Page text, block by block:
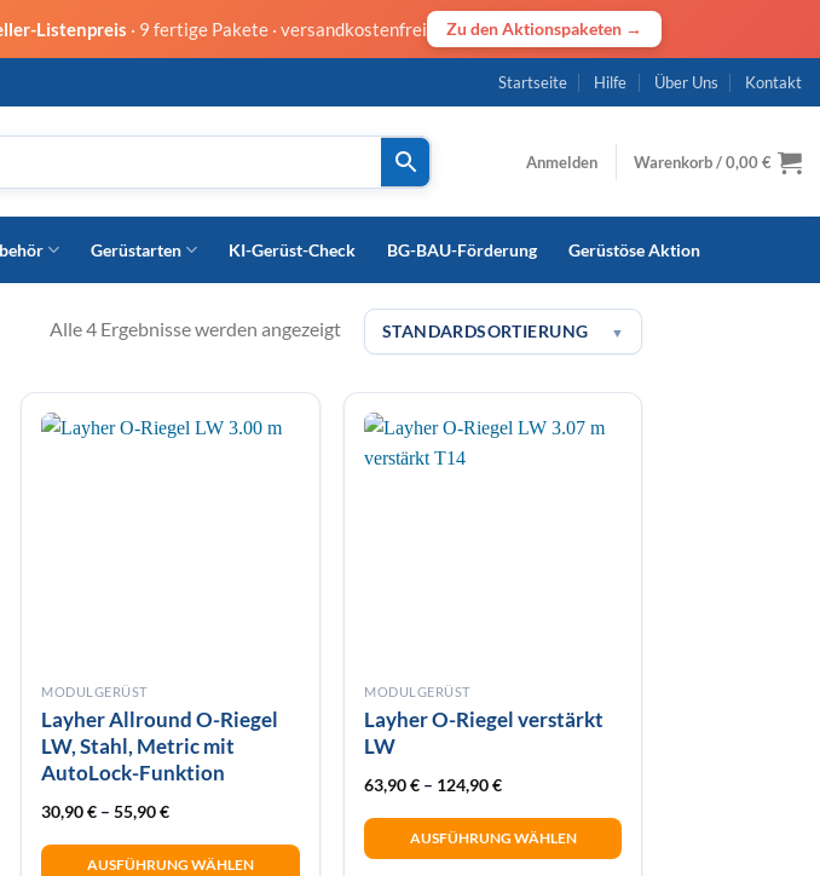
Listenpreis · 9 fertige Pakete · versandkostenfrei Zu den Aktionspaketen →
Startseite Hilfe Über Uns Kontakt
Anmelden Warenkorb /0,00€
Gerüstarten KI-Gerüst-Check BG-BAU-Förderung Gerüstöse Aktion
Alle 4 Ergebnisse werden angezeigt STANDARDSORTIERUNG ▼
MODULGERÜST
Layher Allround O-Riegel
LW, Stahl, Metric mit
AutoLock-Funktion
30,90€ –55,90€
AUSFÜHRUNG WÄHLEN
MODULGERÜST
Layher O-Riegel verstärkt
LW
63,90€ – 124,90€
AUSFÜHRUNG WÄHLEN